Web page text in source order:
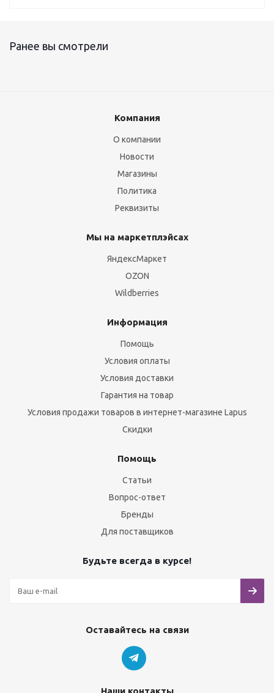
Ранее вы смотрели
Компания
О компании
Новости
Магазины
Политика
Реквизиты
Мы на маркетплэйсах
ЯндексМаркет
OZON
Wildberries
Информация
Помощь
Условия оплаты
Условия доставки
Гарантия на товар
Условия продажи товаров в интернет-магазине Lapus
Скидки
Помощь
Статьи
Вопрос-ответ
Бренды
Для поставщиков
Будьте всегда в курсе!
Оставайтесь на связи
Наши контакты